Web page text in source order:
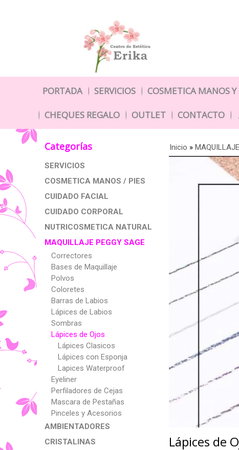
PORTADA SERVICIOS COSMETICA MANOS Y
CHEQUES REGALO OUTLET CONTACTO
Categorías
SERVICIOS
COSMETICA MANOS / PIES
CUIDADO FACIAL
CUIDADO CORPORAL
NUTRICOSMETICA NATURAL
MAQUILLAJE PEGGY SAGE
Correctores
Bases de Maquillaje
Polvos
Coloretes
Barras de Labios
Lápices de Labios
Sombras
Lápices de Ojos
Lápices Clasicos
Lápices con Esponja
Lapices Waterproof
Eyeliner
Perfiladores de Cejas
Mascara de Pestañas
Pinceles y Acesorios
AMBIENTADORES
CRISTALINAS
Inicio »
Lápices de